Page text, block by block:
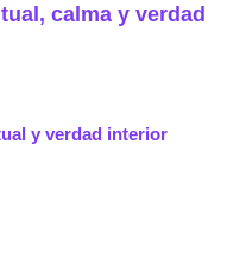
calma y verdad